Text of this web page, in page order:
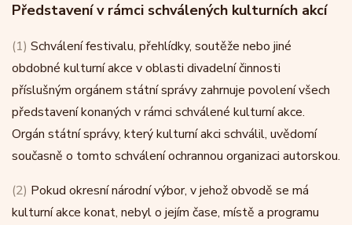
Představení v rámci schválených kulturních akcí
(1) Schválení festivalu, přehlídky, soutěže nebo jiné
obdobné kulturní akce v oblasti divadelní činnosti
příslušným orgánem státní správy zahrnuje povolení všech
představení konaných v rámci schválené kulturní akce.
Orgán státní správy, který kulturní akci schválil, uvědomí
současně o tomto schválení ochrannou organizaci autorskou.
(2) Pokud okresní národní výbor, v jehož obvodě se má
kulturní akce konat, nebyl o jejím čase, místě a programu